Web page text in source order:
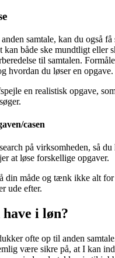
samtale, kan du også få
kan både ske mundtligt eller
til samtalen.
hvordan du løser en opgave.
en realistisk opgave,
casen
på virksomheden, så du
at løse forskellige opgaver.
din måde og tænk ikke alt for
ude efter.
i løn?
ofte op til anden
være sikre på, at I kan